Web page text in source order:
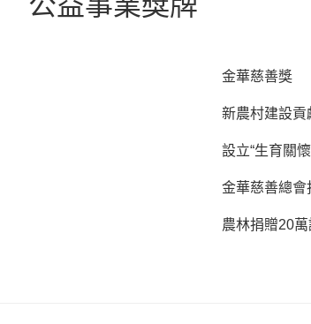
金華慈善獎
新農村建設貢
設立“生育關
金華慈善總會
農林捐贈20